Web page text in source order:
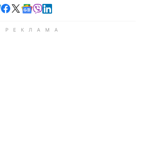
Читайте в Telegram
Читайте в Facebook
Читайте в X
Читайте в Google news
Читайте в Viber
Читайте в LinkedIn